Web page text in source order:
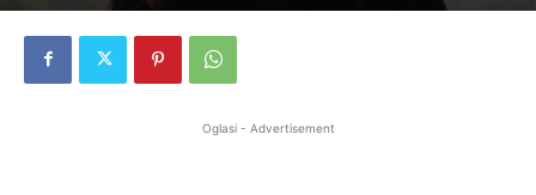
Oglasi - Advertisement